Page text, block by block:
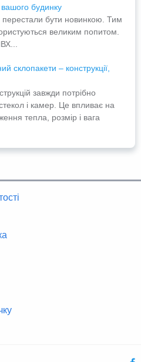
будинку
перестали бути новинкою. Тим
великим попитом.
склопакети – конструкції,
завжди потрібно
стекол і камер. Це впливає на
тепла, розмір і вага